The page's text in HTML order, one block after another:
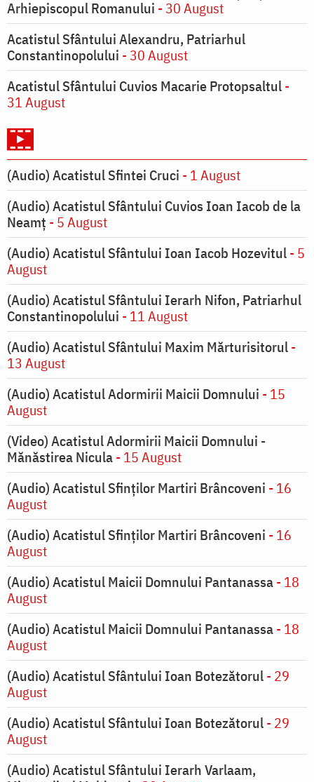
Arhiepiscopul Romanului - 30 August
Acatistul Sfântului Alexandru, Patriarhul
Constantinopolului - 30 August
Acatistul Sfântului Cuvios Macarie Protopsaltul-
31 August
(Audio) Acatistul Sfintei Cruci - 1 August
(Audio) Acatistul Sfântului Cuvios Ioan Iacob de la
Neamț - 5 August
(Audio) Acatistul Sfântului Ioan Iacob Hozevitul- 5
August
(Audio) Acatistul Sfântului Ierarh Nifon, Patriarhul
Constantinopolului - 11 August
(Audio) Acatistul Sfântului Maxim Mărturisitorul-
13 August
(Audio) Acatistul Adormirii Maicii Domnului - 15
August
(Video) Acatistul Adormirii Maicii Domnului -
Mănăstirea Nicula- 15 August
(Audio) Acatistul Sfinților Martiri Brâncoveni - 16
August
(Audio) Acatistul Sfinților Martiri Brâncoveni - 16
August
(Audio) Acatistul Maicii Domnului Pantanassa- 18
August
(Audio) Acatistul Maicii Domnului Pantanassa- 18
August
(Audio) Acatistul Sfântului Ioan Botezătorul- 29
August
(Audio) Acatistul Sfântului Ioan Botezătorul- 29
August
(Audio) Acatistul Sfântului Ierarh Varlaam,